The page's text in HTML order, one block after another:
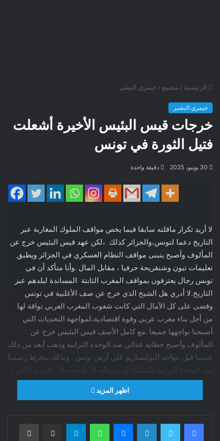
الرئيسية / مجتمع / حيمري البشير
حيمري البشير
خرجات قيس البئيس الأخيرة أشعلت
فتيل الثورة في تونس
30 يونيو، 2025 دقيقة واحدة
لا أريد تكرار ماقلته سابقا فيما يخص مواقف الملوك المغاربة عبر
التاريخ دعما لتونس،والجزائر كذلك ،لكن عهد قيس البئيس خرج عن
المألوف وأصبح يتبنى مواقف النظام العسكري في الجزائر ويطبق
تعليمات تبون وشنقريحة حرفيا ، مقابل المال .وأنا متأكد أن في
تونس رجال يعترفون بمواقف المغرب الثابتة المساندة لبلدهم عبر
التاريخ.لا أدري هل الشيخ الذي خرج عن صف الأغلبية في تونس
وقضى على كل الآمال التي كانت شعوب المغرب العربي تواقة لها
من أجل بناء مغرب عربي وقوة اقتصادية،لمواجهة التحديات التي
أصبحنا نواجهها جميعا .مع كامل الأسف قيس البئيس خرج عن
المألوف وأصبح خطابه عدائي ضد الوحدة الترابية وذهب أبعد من ذلك
عندما قبل بتواجد البوليساريو على أرض تونس . وبذلك ينخرط رسميا
ضد الوحدة الترابية للمملكة إن خرجاته الإعلامية خلال الفترة الأخيرة
تبين أن قيس البئيس فقد كل مصداقية ،وأظهر من خلال خطابه أنه
مصاب بمرض الزهايمر وأظهر حقدا دفينا للمغرب ملكا وحكومة
العاصمة ولن تهدأ الأمور باستمرار الأزمة الخانقة التي تعرفها البلاد
اظهر المزيد
فيسبوك تويتر لينكدإن ماسنجر واتساب تيلقرام مشاركة عبر البريد طباعة